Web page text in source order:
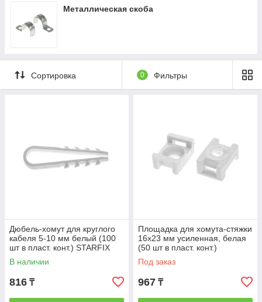
Металлическая скоба
Сортировка 0 Фильтры
Дюбель-хомут для круглого
кабеля 5-10 мм белый (100
шт в пласт. конт.) STARFIX
(STARFIX) (SMP2-96276-100)
В наличии
816 ₸
Площадка для хомута-стяжки
16х23 мм усиленная, белая
(50 шт в пласт. конт.)
STARFIX (STARFIX) (SMP2-
51310-50)
Под заказ
967 ₸